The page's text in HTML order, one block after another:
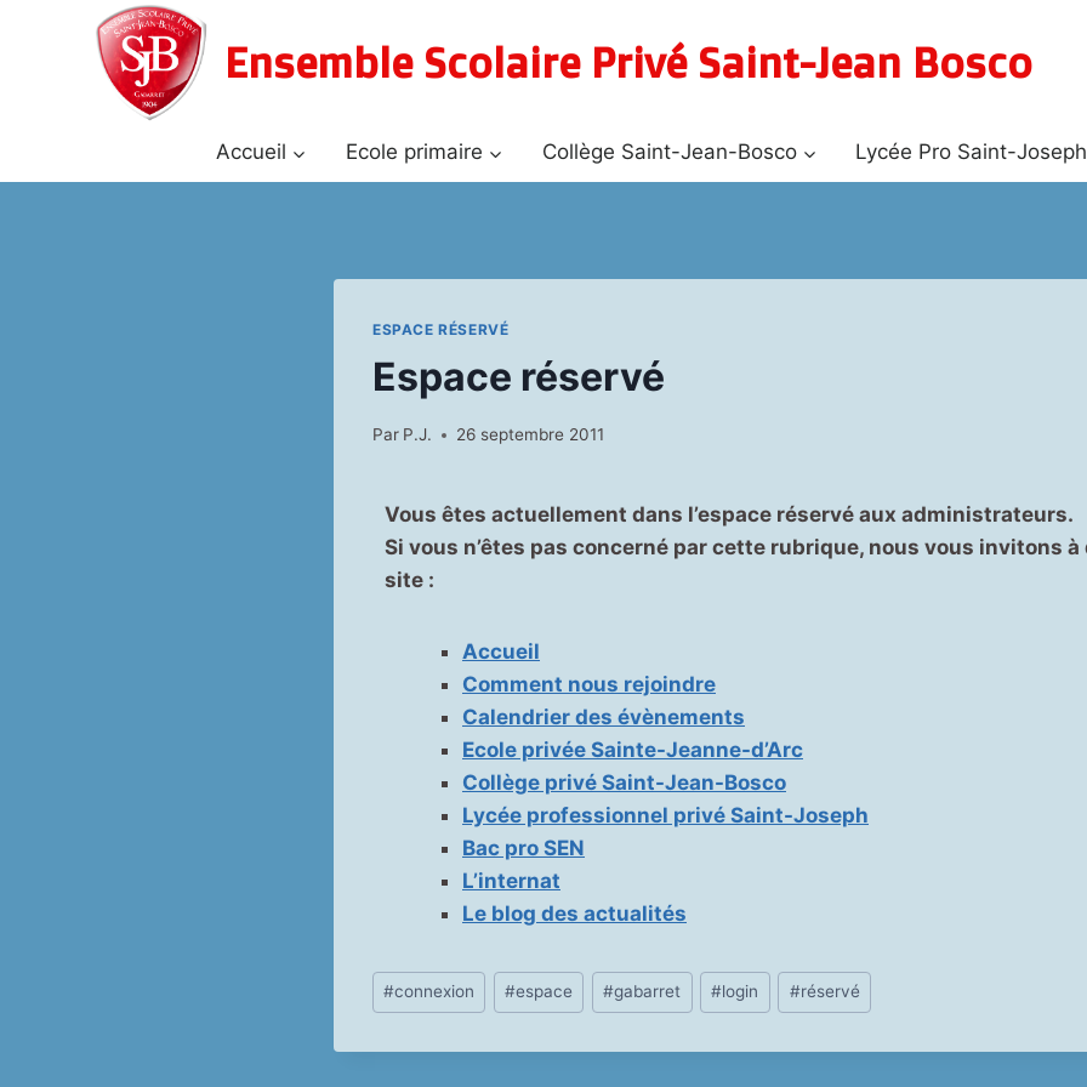
Ensemble Scolaire Privé Saint-Jean Bosco
Accueil Ecole primaire Collège Saint-Jean-Bosco Lycée Pro Saint-Joseph
ESPACE RÉSERVÉ
Espace réservé
Par P.J. 26 septembre 2011
Vous êtes actuellement dans l’espace réservé aux administrateurs.
Si vous n’êtes pas concerné par cette rubrique, nous vous invitons
site :
Accueil
Comment nous rejoindre
Calendrier des évènements
Ecole privée Sainte-Jeanne-d’Arc
Collège privé Saint-Jean-Bosco
Lycée professionnel privé Saint-Joseph
Bac pro SEN
L’internat
Le blog des actualités
Étiquettes
de
#connexion #espace #gabarret #login #réservé